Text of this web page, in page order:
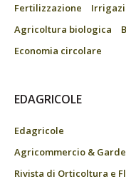
Fertilizzazione
Agricoltura biologica
Economia circolare
EDAGRICOLE
Edagricole
Agricommercio &
Rivista di Orticoltura e